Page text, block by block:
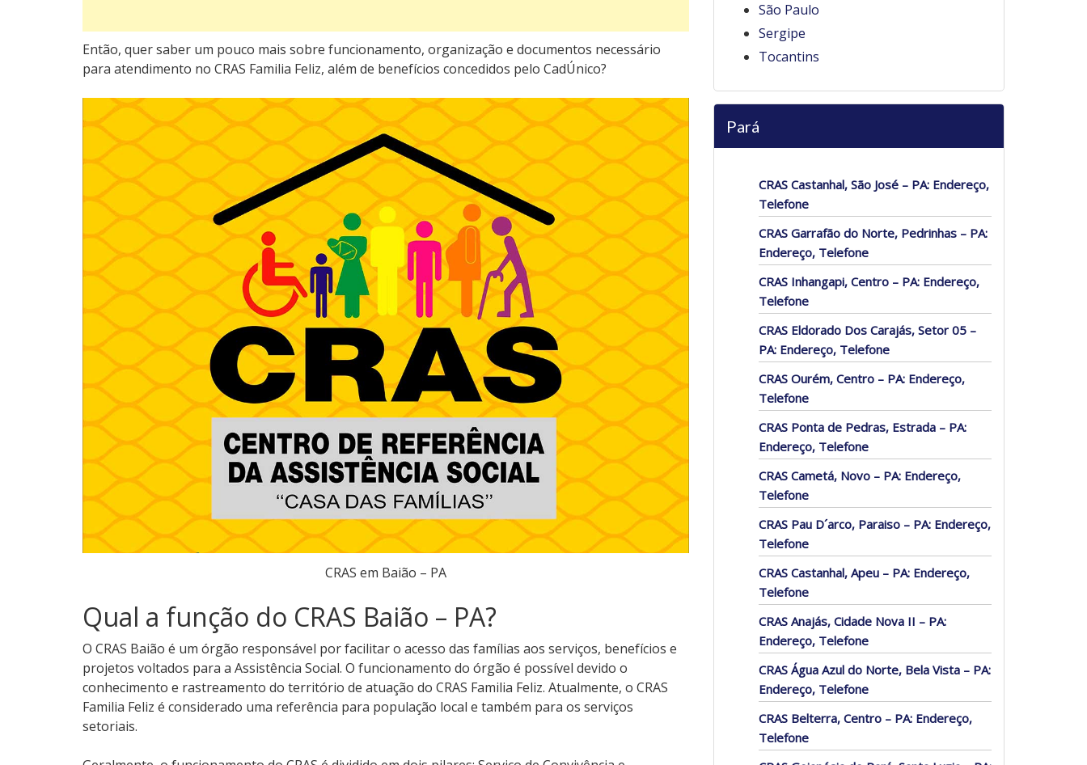
Então, quer saber um pouco mais sobre funcionamento, organização e documentos necessário
para atendimento no CRAS Familia Feliz, além de benefícios concedidos pelo CadÚnico?
CRAS em Baião – PA
Qual a função do CRAS Baião – PA?
O CRAS Baião é um órgão responsável por facilitar o acesso das famílias aos serviços, benefícios e
projetos voltados para a Assistência Social. O funcionamento do órgão é possível devido o
conhecimento e rastreamento do território de atuação do CRAS Familia Feliz. Atualmente, o CRAS
Familia Feliz é considerado uma referência para população local e também para os serviços
setoriais.
São Paulo
Sergipe
Tocantins
Pará
CRAS Castanhal, São José – PA: Endereço,
Telefone
CRAS Garrafão do Norte, Pedrinhas – PA:
Endereço, Telefone
CRAS Inhangapi, Centro – PA: Endereço,
Telefone
CRAS Eldorado Dos Carajás, Setor 05 –
PA: Endereço, Telefone
CRAS Ourém, Centro – PA: Endereço,
Telefone
CRAS Ponta de Pedras, Estrada – PA:
Endereço, Telefone
CRAS Cametá, Novo – PA: Endereço,
Telefone
CRAS Pau D´arco, Paraiso – PA: Endereço,
Telefone
CRAS Castanhal, Apeu – PA: Endereço,
Telefone
CRAS Anajás, Cidade Nova II – PA:
Endereço, Telefone
CRAS Água Azul do Norte, Bela Vista – PA:
Endereço, Telefone
CRAS Belterra, Centro – PA: Endereço,
Telefone